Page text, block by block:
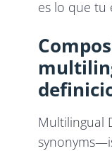
es lo que tu
Multilingual